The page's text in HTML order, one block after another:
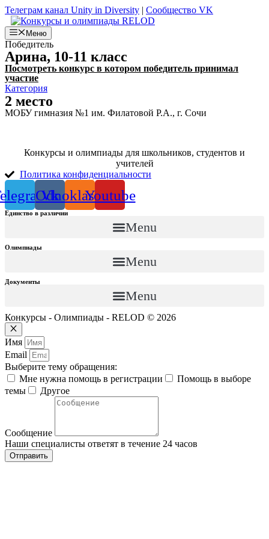
Телеграм канал Unity in Diversity | Сообщество VK
Меню
Победитель
Арина, 10-11 класс
Посмотреть конкурс в котором победитель принимал
участие
Категория
2 место
МОБУ гимназия №1 им. Филатовой Р.А., г. Сочи
Конкурсы и олимпиады для школьников, студентов и
учителей
Политика конфиденциальности
Vk
Odnoklassniki
Youtube
Единство в различии
Menu
Олимпиады
Menu
Документы
Menu
Конкурсы - Олимпиады - RELOD © 2026
Закрыть
Имя
Email
Выберите тему обращения:
Мне нужна помощь в регистрации
Помощь в выборе
темы
Другое
Сообщение
Наши специалисты ответят в течение 24 часов
Отправить